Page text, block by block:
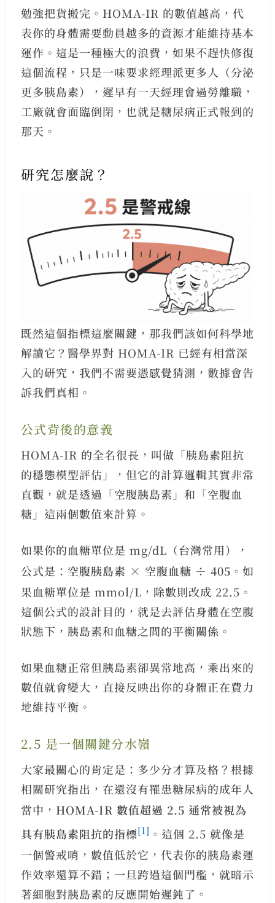
勉強把貨搬完。HOMA-IR 的數值越高，代
表你的身體需要動員越多的資源才能維持基本
運作。這是一種極大的浪費，如果不趕快修復
這個流程，只是一味要求經理派更多人（分泌
更多胰島素），遲早有一天經理會過勞離職，
工廠就會面臨倒閉，也就是糖尿病正式報到的
那天。
研究怎麼說？
既然這個指標這麼關鍵，那我們該如何科學地
解讀它？醫學界對 HOMA-IR 已經有相當深
入的研究，我們不需要憑感覺猜測，數據會告
訴我們真相。
公式背後的意義
HOMA-IR 的全名很長，叫做「胰島素阻抗
的穩態模型評估」，但它的計算邏輯其實非常
直觀，就是透過「空腹胰島素」和「空腹血
糖」這兩個數值來計算。
如果你的血糖單位是 mg/dL（台灣常用），
公式是： 空腹胰島素 × 空腹血糖 ÷ 405 。如
果血糖單位是 mmol/L，除數則改成 22.5。
這個公式的設計目的，就是去評估身體在空腹
狀態下，胰島素和血糖之間的平衡關係。
如果血糖正常但胰島素卻異常地高，乘出來的
數值就會變大，直接反映出你的身體正在費力
地維持平衡。
2.5 是一個關鍵分水嶺
大家最關心的肯定是：多少分才算及格？根據
相關研究指出，在還沒有罹患糖尿病的成年人
當中， HOMA-IR 數值超過 2.5 通常被視為
具有胰島素阻抗的指標[1] 。這個 2.5 就像是
一個警戒哨，數值低於它，代表你的胰島素運
作效率還算不錯；一旦跨過這個門檻，就暗示
著細胞對胰島素的反應開始遲鈍了。